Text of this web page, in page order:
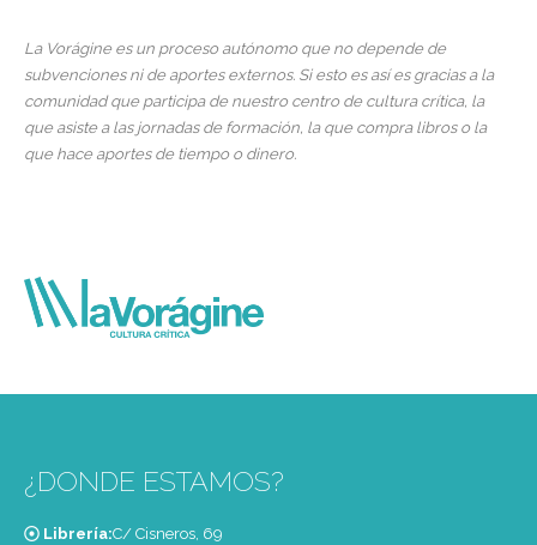
La Vorágine es un proceso autónomo que no depende de
subvenciones ni de aportes externos. Si esto es así es gracias a la
comunidad que participa de nuestro centro de cultura crítica, la
que asiste a las jornadas de formación, la que compra libros o la
que hace aportes de tiempo o dinero.
¿DONDE ESTAMOS?
Librería:C/ Cisneros, 69